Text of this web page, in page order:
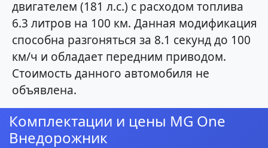
двигателем (181 л.с.) с расходом топлива
6.3 литров на 100 км. Данная модификация
способна разгоняться за 8.1 секунд до 100
км/ч и обладает передним приводом.
Стоимость данного автомобиля не
объявлена.
Комплектации и цены MG One
Внедорожник